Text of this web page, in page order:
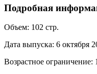
Подробная
Объем: 102 стр.
Дата выпуска: 6 октября
Возрастное ограничение: